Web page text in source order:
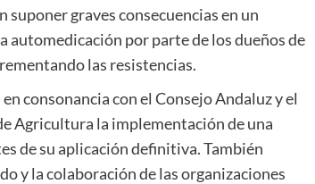
graves consecuencias en un
por parte de los dueños de
las resistencias.
consonancia con el Consejo Andaluz y el
Agricultura la implementación de una
de su aplicación definitiva. También
y la colaboración de las organizaciones